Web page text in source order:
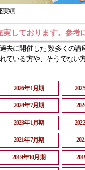
実績
しております。参考
去に開催した 数多くの
ている方や、そうでない
2026年1月期
2024年7月期
2023年1月期
2021年7月期
2019年10月期